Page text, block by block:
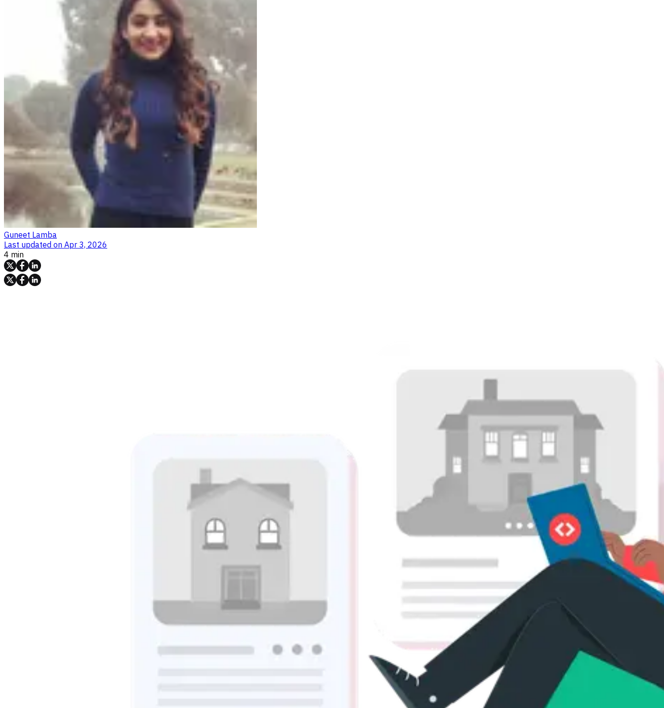
Guneet Lamba
Last updated on Apr 3, 2026
4 min